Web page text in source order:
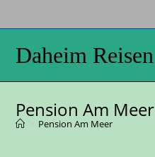
Daheim Reisen
Pension Am Meer
Pension Am Meer